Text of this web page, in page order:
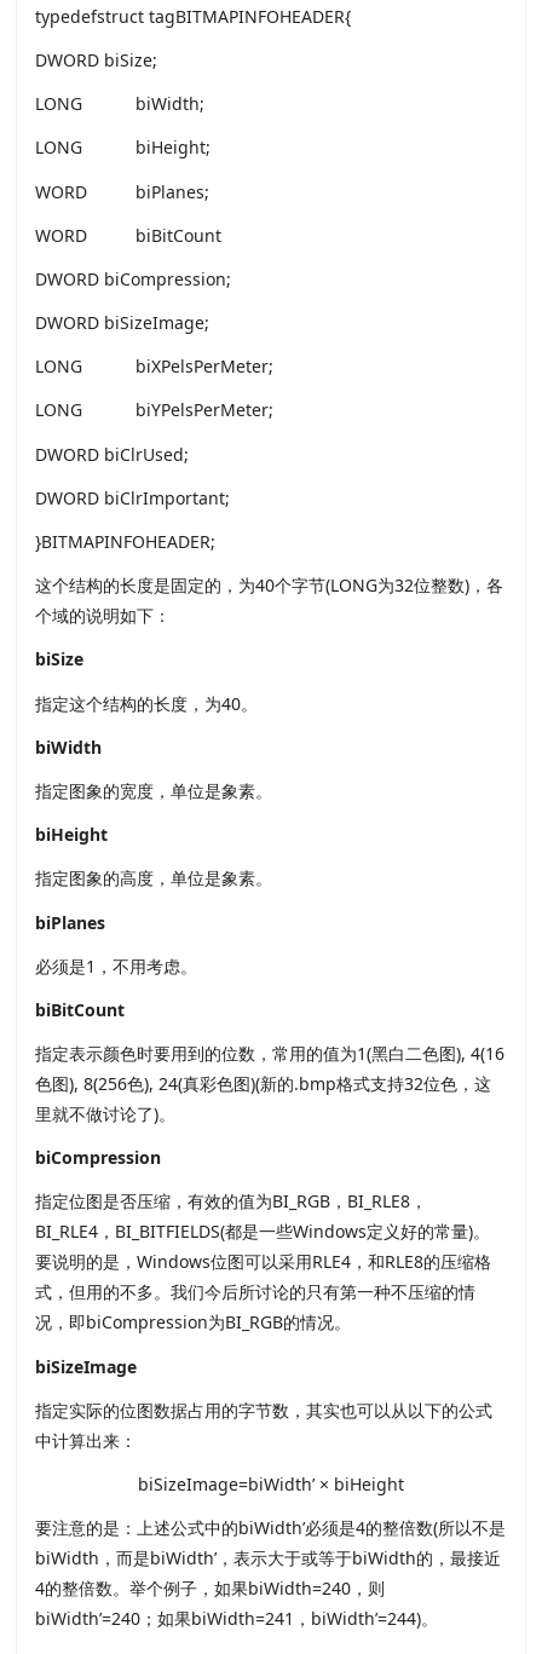
typedefstruct tagBITMAPINFOHEADER{
DWORD biSize;
LONG biWidth;
LONG biHeight;
WORD biPlanes;
WORD biBitCount
DWORD biCompression;
DWORD biSizeImage;
LONG biXPelsPerMeter;
LONG biYPelsPerMeter;
DWORD biClrUsed;
DWORD biClrImportant;
}BITMAPINFOHEADER;
这个结构的长度是固定的，为40个字节(LONG为32位整数)，各
个域的说明如下：
biSize
指定这个结构的长度，为40。
biWidth
指定图象的宽度，单位是象素。
biHeight
指定图象的高度，单位是象素。
biPlanes
必须是1，不用考虑。
biBitCount
指定表示颜色时要用到的位数，常用的值为1(黑白二色图), 4(16
色图), 8(256色), 24(真彩色图)(新的.bmp格式支持32位色，这
里就不做讨论了)。
biCompression
指定位图是否压缩，有效的值为BI_RGB，BI_RLE8，
BI_RLE4，BI_BITFIELDS(都是一些Windows定义好的常量)。
要说明的是，Windows位图可以采用RLE4，和RLE8的压缩格
式，但用的不多。我们今后所讨论的只有第一种不压缩的情
况，即biCompression为BI_RGB的情况。
biSizeImage
指定实际的位图数据占用的字节数，其实也可以从以下的公式
中计算出来：
biSizeImage=biWidth’ × biHeight
要注意的是：上述公式中的biWidth’必须是4的整倍数(所以不是
biWidth，而是biWidth’，表示大于或等于biWidth的，最接近
4的整倍数。举个例子，如果biWidth=240，则
biWidth’=240；如果biWidth=241，biWidth’=244)。